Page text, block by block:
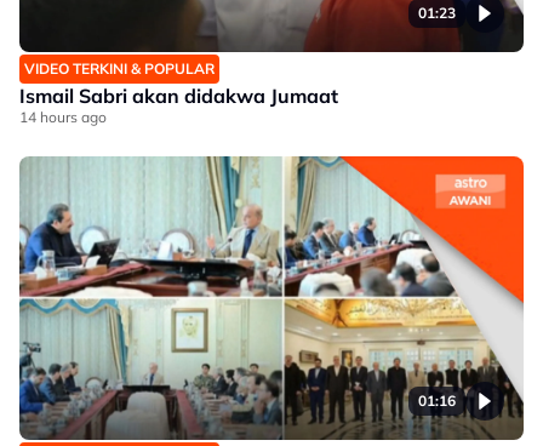
01:23
VIDEO TERKINI & POPULAR
Ismail Sabri akan didakwa Jumaat
14 hours ago
01:16